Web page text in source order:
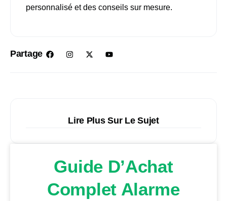
personnalisé et des conseils sur mesure.
Partage
Lire Plus Sur Le Sujet
Guide D’Achat
Complet Alarme